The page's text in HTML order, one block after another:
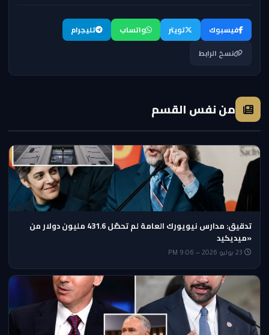
فيسبوك تويتر واتساب
تليجرام
نسخ الرابط
من نفس القسم
تدقيق: مدارس نيويورك العامة لم تحصّل 431.6 مليون دولار من
«ميديكيد